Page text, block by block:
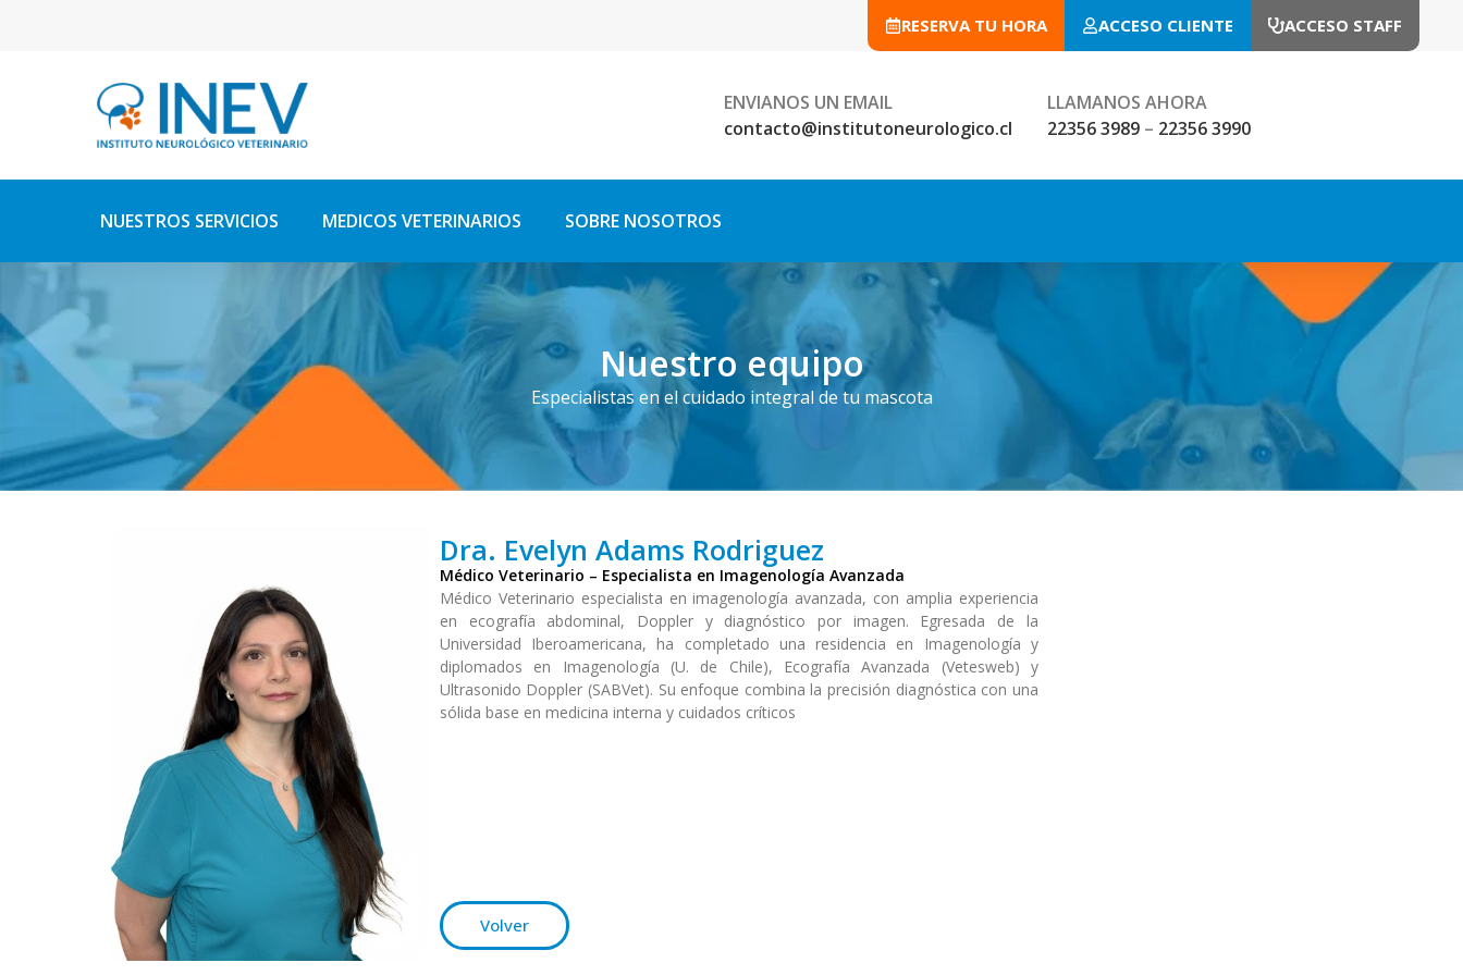
RESERVA TU HORA ACCESO CLIENTE ACCESO STAFF
ENVIANOS UN EMAIL
contacto@institutoneurologico.cl
LLAMANOS AHORA
22356 3989 – 22356 3990
NUESTROS SERVICIOS MEDICOS VETERINARIOS SOBRE NOSOTROS
Nuestro equipo
Especialistas en el cuidado integral de tu mascota
Dra. Evelyn Adams Rodriguez
Médico Veterinario – Especialista en Imagenología Avanzada
Médico Veterinario especialista en imagenología avanzada, con amplia experiencia
en ecografía abdominal, Doppler y diagnóstico por imagen. Egresada de la
Universidad Iberoamericana, ha completado una residencia en Imagenología y
diplomados en Imagenología (U. de Chile), Ecografía Avanzada (Vetesweb) y
Ultrasonido Doppler (SABVet). Su enfoque combina la precisión diagnóstica con una
sólida base en medicina interna y cuidados críticos
Volver